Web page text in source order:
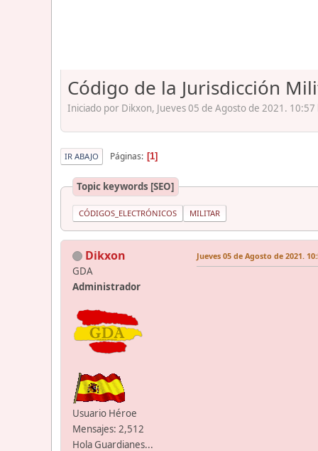
Código de la Jurisdicción
Iniciado por Dikxon, Jueves 05 de Agosto de 2021. 10:57
IR ABAJO Páginas 1
Topic keywords [SEO]
CÓDIGOS_ELECTRÓNICOS MILITAR
Dikxon
GDA
Administrador
Usuario Héroe
Mensajes: 2,512
Hola Guardianes...
Jueves 05 de Agosto de 2021.